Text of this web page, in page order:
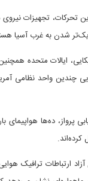
این تحرکات، تجهیزات
شدن به غرب آسیا
ایالات متحده
چندین واحد نظامی
پرواز، ده‌ها هواپیمای
ارتباطات ترافیک